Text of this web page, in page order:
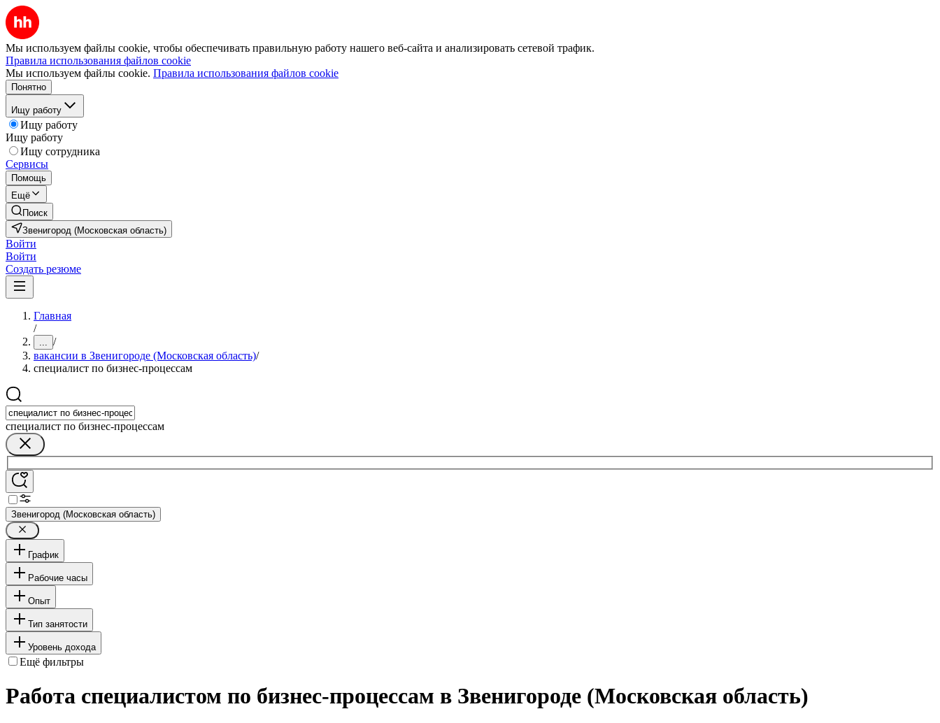
Мы используем файлы cookie, чтобы обеспечивать правильную работу нашего веб-сайта и анализировать сетевой трафик.
Правила использования файлов cookie
Мы используем файлы cookie. Правила использования файлов cookie
Понятно
Ищу работу
Ищу работу
Ищу работу
Ищу сотрудника
Сервисы
Помощь
Ещё
Поиск
Звенигород (Московская область)
Войти
Войти
Создать резюме
Главная
/
... /
вакансии в Звенигороде (Московская область)/
специалист по бизнес-процессам
специалист по бизнес-процессам
Звенигород (Московская область)
График
Рабочие часы
Опыт
Тип занятости
Уровень дохода
Ещё фильтры
Работа специалистом по бизнес-процессам в Звенигороде (Московская область)